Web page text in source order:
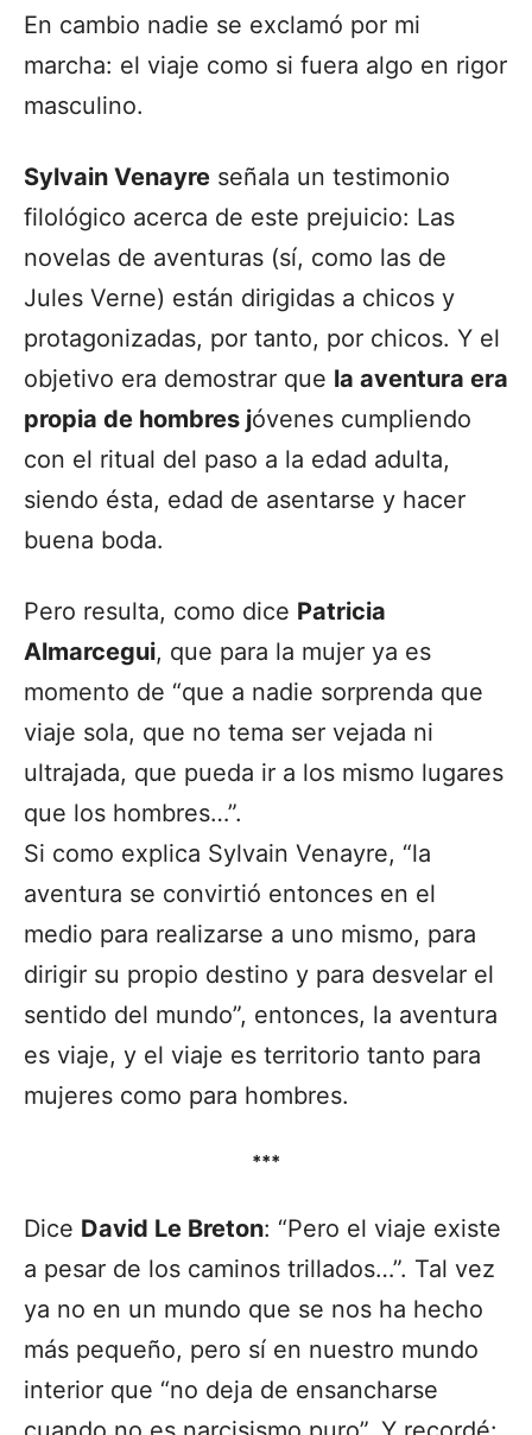
En cambio nadie se exclamó por mi
marcha: el viaje como si fuera algo en rigor
masculino.
Sylvain Venayre señala un testimonio
filológico acerca de este prejuicio: Las
novelas de aventuras (sí, como las de
Jules Verne) están dirigidas a chicos y
protagonizadas, por tanto, por chicos. Y el
objetivo era demostrar que la aventura era
propia de hombres jóvenes cumpliendo
con el ritual del paso a la edad adulta,
siendo ésta, edad de asentarse y hacer
buena boda.
Pero resulta, como dice Patricia
Almarcegui, que para la mujer ya es
momento de “que a nadie sorprenda que
viaje sola, que no tema ser vejada ni
ultrajada, que pueda ir a los mismo lugares
que los hombres…”.
Si como explica Sylvain Venayre, “la
aventura se convirtió entonces en el
medio para realizarse a uno mismo, para
dirigir su propio destino y para desvelar el
sentido del mundo”, entonces, la aventura
es viaje, y el viaje es territorio tanto para
mujeres como para hombres.
***
Dice David Le Breton: “Pero el viaje existe
a pesar de los caminos trillados…”. Tal vez
ya no en un mundo que se nos ha hecho
más pequeño, pero sí en nuestro mundo
interior que “no deja de ensancharse